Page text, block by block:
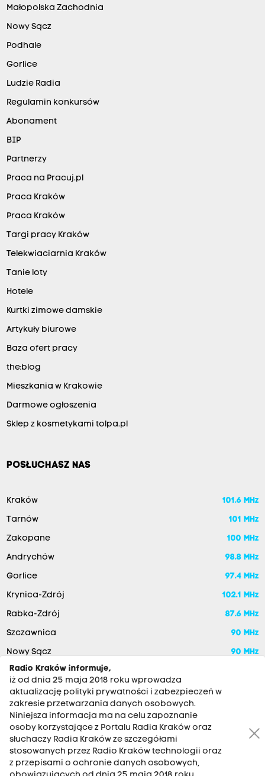
Małopolska Zachodnia
Nowy Sącz
Podhale
Gorlice
Ludzie Radia
Regulamin konkursów
Abonament
BIP
Partnerzy
Praca na Pracuj.pl
Praca Kraków
Praca Kraków
Targi pracy Kraków
Telekwiaciarnia Kraków
Tanie loty
Hotele
Kurtki zimowe damskie
Artykuły biurowe
Baza ofert pracy
the:blog
Mieszkania w Krakowie
Darmowe ogłoszenia
Sklep z kosmetykami tolpa.pl
POSŁUCHASZ NAS
Kraków 101.6 MHz
Tarnów 101 MHz
Zakopane 100 MHz
Andrychów 98.8 MHz
Gorlice 97.4 MHz
Krynica-Zdrój 102.1 MHz
Rabka-Zdrój 87.6 MHz
Szczawnica 90 MHz
Nowy Sącz 90 MHz
RADIO KRAKÓW SA. Aleja Juliusza Słowackiego 22, 30-007
Kraków
Radio Kraków informuje,
iż od dnia 25 maja 2018 roku wprowadza
aktualizację polityki prywatności i zabezpieczeń w
zakresie przetwarzania danych osobowych.
Niniejsza informacja ma na celu zapoznanie
osoby korzystające z Portalu Radia Kraków oraz
słuchaczy Radia Kraków ze szczegółami
stosowanych przez Radio Kraków technologii oraz
z przepisami o ochronie danych osobowych,